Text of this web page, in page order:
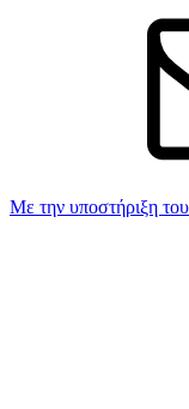
Με την υποστήριξη